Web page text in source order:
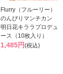
Flurry（フルーリー）
のんびりマンチカン
明日花キララプロデュ
ース（10枚入り）
1,485円(税込)